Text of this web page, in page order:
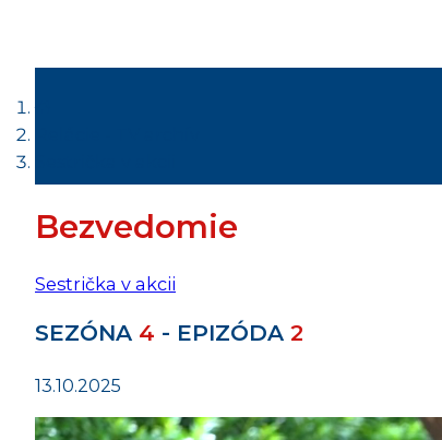
Bezvedomie
Sestrička v akcii
SEZÓNA 4 - EPIZÓDA 2
13.10.2025